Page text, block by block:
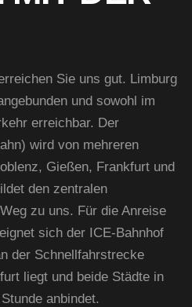
Sie uns gut. Limburg
und sowohl im
erreichbar. Der
wird von mehreren
Gießen, Frankfurt und
den zentralen
zu uns. Für die Anreise
sich der ICE-Bahnhof
der Schnellfahrstrecke
liegt und beide Städte in
anbindet.